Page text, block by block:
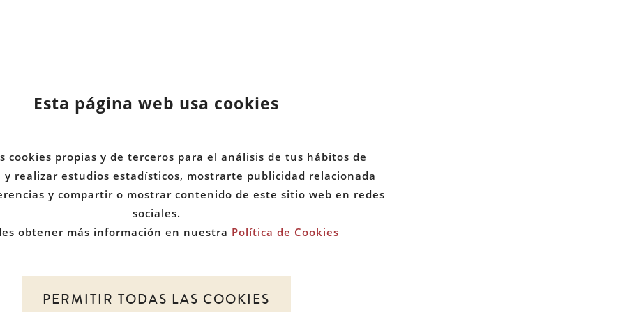
NOSOTROS
DOCUMENTOS
COMUNIDADES
Red de Juristas por la Discapacidad. Todos los derechos reservados. 2026
Esta página web usa cookies
cookies propias y de terceros para el análisis de tus hábitos de
y realizar estudios estadísticos, mostrarte publicidad relacionada
y compartir o mostrar contenido de este sitio web en redes
sociales.
obtener más información en nuestra Política de Cookies
PERMITIR TODAS LAS COOKIES